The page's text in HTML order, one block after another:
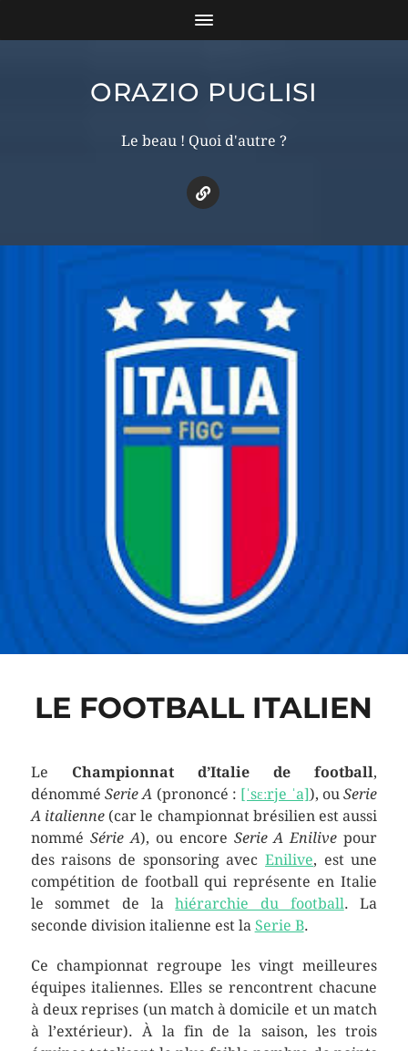
ORAZIO PUGLISI
Le beau ! Quoi d'autre ?
LE FOOTBALL ITALIEN
Le Championnat d’Italie de football,
dénommé Serie A (prononcé : [ˈsɛːrje ˈa]), ouSerie
A italienne(car le championnat brésilien est aussi
nommé Série A), ou encore Serie A Enilive pour
des raisons de sponsoring avecEnilive, est une
compétition de football qui représente en Italie
le sommet de lahiérarchie du football. La
seconde division italienne est la Serie B.
Ce championnat regroupe les vingt meilleures
équipes italiennes. Elles se rencontrent chacune
à deux reprises (un match à domicile et un match
à l’extérieur). À la fin de la saison, les trois